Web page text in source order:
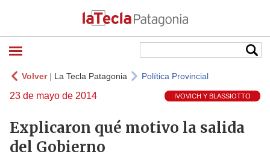
Volver| La Tecla Patagonia Política Provincial
23 de mayo de 2014 IVOVICH Y BLASSIOTTO
Explicaron qué motivo la salida
del Gobierno